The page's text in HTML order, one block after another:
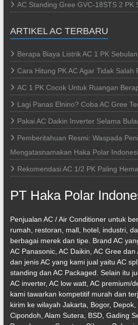
AC Standing Gree GVC-18STS 2 PK
ARTIKEL AC TERBARU
Berapa Biaya Listrik AC 1 PK
Cara Hitung PK AC Agar Tidak Salah
AC 1 PK Cocok Untuk Ruangan
Lagi Panas Elnino? Coba AC Gree
Pakai AC Daikin Inverter Selama
Pemberitahuan Resmi: Waspada
Mengatasnamakan Haka Polar
Rekomendasi AC 1/2 PK Paling
PT Haka Polar
Penjualan AC / Air Conditioner untuk
rumah, restoran, mall, hotel, industri,
berbagai merek dan tipe. Brand AC
AC Panasonic, AC Daikin, AC Gree
dan jenis AC yang kami jual yaitu AC
standing dan AC Packaged. Selain itu
AC inverter, AC low watt, AC premium/
kami tawarkan kompetitif murah dan
kirim ke wilayah Jakarta, Bogor,
Cipondoh, Alam Sutera, BSD, Gading